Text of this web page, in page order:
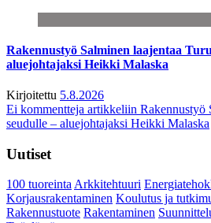
Rakennustyö Salminen laajentaa
aluejohtajaksi Heikki Malaska
Kirjoitettu 5.8.2026
Ei kommentteja artikkeliin Rakennustyö
seudulle – aluejohtajaksi Heikki Malaska
Uutiset
100 tuoreintaArkkitehtuuri
Korjausrakentaminen Koulutus ja
Rakennustuote Rakentaminen